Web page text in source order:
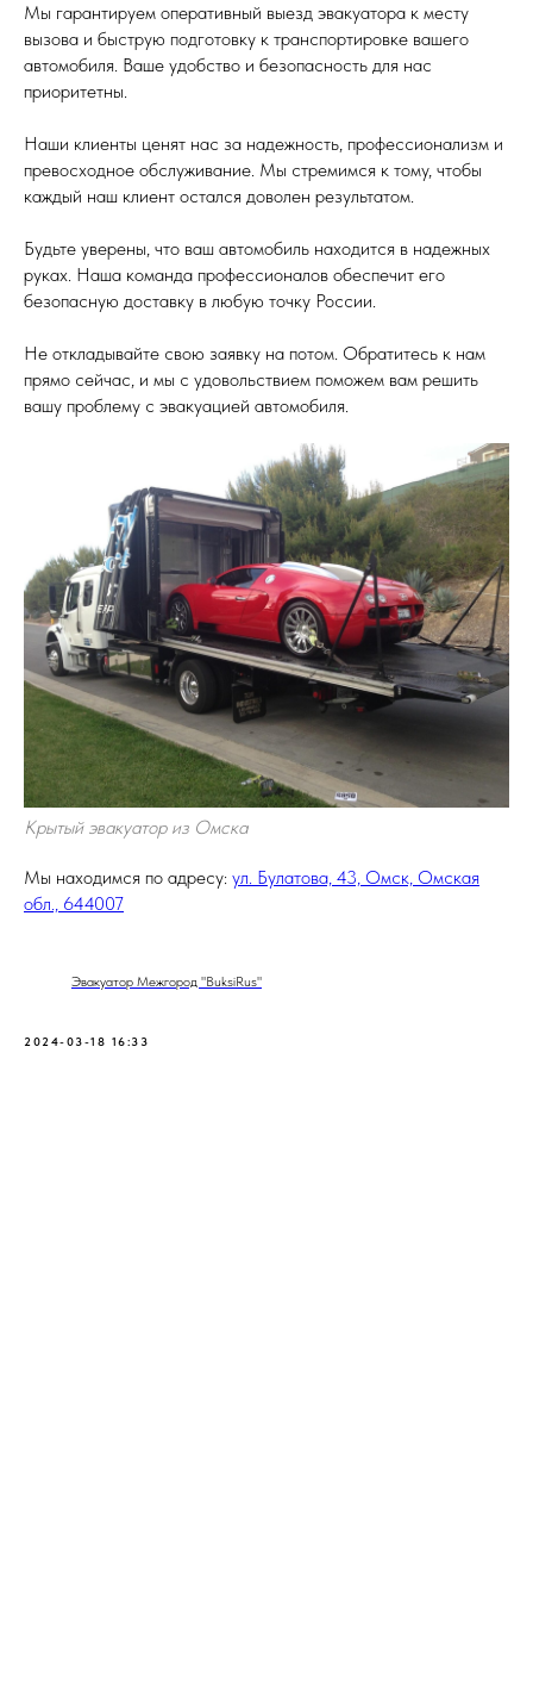
Мы гарантируем оперативный выезд эвакуатора к месту
вызова и быструю подготовку к транспортировке вашего
автомобиля. Ваше удобство и безопасность для нас
приоритетны.
Наши клиенты ценят нас за надежность, профессионализм и
превосходное обслуживание. Мы стремимся к тому, чтобы
каждый наш клиент остался доволен результатом.
Будьте уверены, что ваш автомобиль находится в надежных
руках. Наша команда профессионалов обеспечит его
безопасную доставку в любую точку России.
Не откладывайте свою заявку на потом. Обратитесь к нам
прямо сейчас, и мы с удовольствием поможем вам решить
вашу проблему с эвакуацией автомобиля.
Крытый эвакуатор из Омска
Мы находимся по адресу: ул. Булатова, 43, Омск, Омская
обл., 644007
Эвакуатор Межгород "BuksiRus"
2024-03-18 16:33